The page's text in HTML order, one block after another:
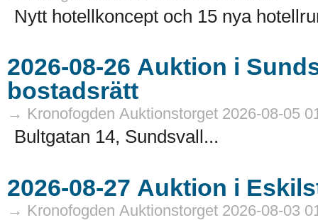
Nytt hotellkoncept och 15 nya
2026-08-26 Auktion i Sundsvall - Fastigheter och
bostadsrätt
→ Kronofogden Auktionstorget 2026-08-05
Bultgatan 14, Sundsvall...
→ Kronofogden Auktionstorget 2026-08-03